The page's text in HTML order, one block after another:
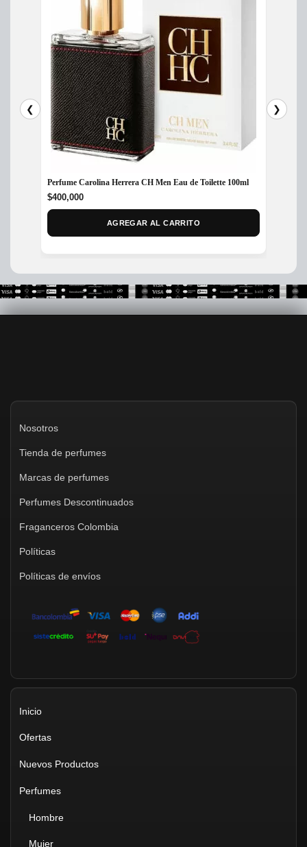
❮
Perfume Carolina Herrera CH Men Eau de Toilette 100ml
$400,000
AGREGAR AL CARRITO
❯
Nosotros
Tienda de perfumes
Marcas de perfumes
Perfumes Descontinuados
Fraganceros Colombia
Políticas
Políticas de envíos
Inicio
Ofertas
Nuevos Productos
Perfumes
Hombre
Mujer